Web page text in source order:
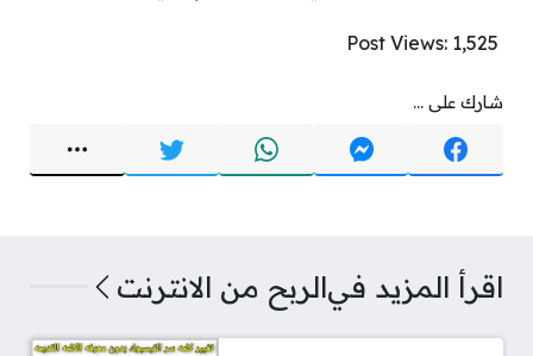
Post Views: 1٬525
شارك على ...
اقرأ المزيد فيالربح من الانترنت